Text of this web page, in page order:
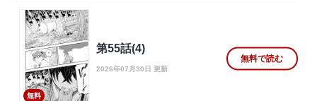
無料
第55話(4)
2026年07月30日 更新
無料で読む